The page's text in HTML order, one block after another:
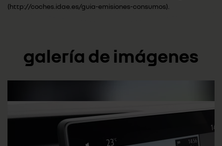
(http://coches.idae.es/guia-emisiones-consumos).
galería de imágenes